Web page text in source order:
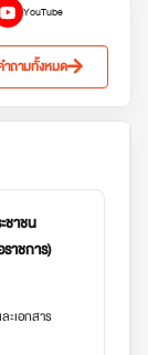
YouTube
ถามทั้งหมด
ชาชน
าชการ)
ะเอกสาร